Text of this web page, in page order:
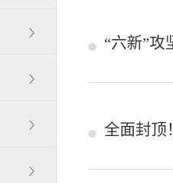
“六新”攻
全面封顶